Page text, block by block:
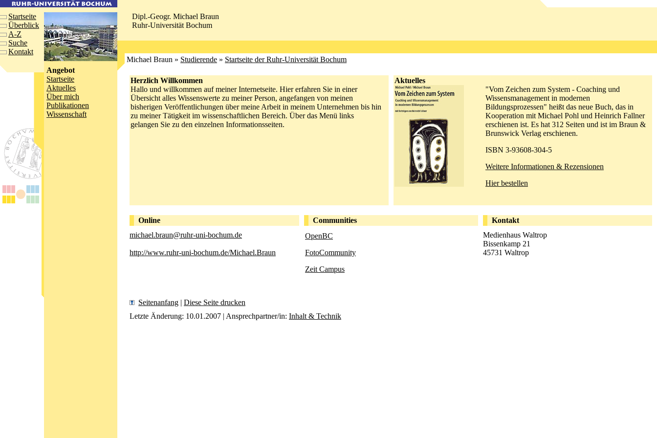
Startseite
Überblick
A-Z
Suche
Kontakt
Angebot
Startseite
Aktuelles
Über mich
Publikationen
Wissenschaft
Dipl.-Geogr. Michael Braun
Ruhr-Universität Bochum
Michael Braun » Studierende » Startseite der Ruhr-Universität Bochum
Herzlich Willkommen
Hallo und willkommen auf meiner Internetseite. Hier erfahren Sie in einer
Übersicht alles Wissenswerte zu meiner Person, angefangen von meinen
bisherigen Veröffentlichungen über meine Arbeit in meinem Unternehmen bis hin
zu meiner Tätigkeit im wissenschaftlichen Bereich. Über das Menü links
gelangen Sie zu den einzelnen Informationsseiten.
Aktuelles
"Vom Zeichen zum System - Coaching und
Wissensmanagement in modernen
Bildungsprozessen" heißt das neue Buch, das in
Kooperation mit Michael Pohl und Heinrich Fallner
erschienen ist. Es hat 312 Seiten und ist im Braun &
Brunswick Verlag erschienen.
ISBN 3-93608-304-5
Weitere Informationen & Rezensionen
Hier bestellen
Online Communities
Kontakt
michael.braun@ruhr-uni-bochum.de
http://www.ruhr-uni-bochum.de/Michael.Braun
OpenBC
FotoCommunity
Zeit Campus
Medienhaus Waltrop
Bissenkamp 21
45731 Waltrop
Seitenanfang | Diese Seite drucken
Letzte Änderung: 10.01.2007 | Ansprechpartner/in: Inhalt & Technik